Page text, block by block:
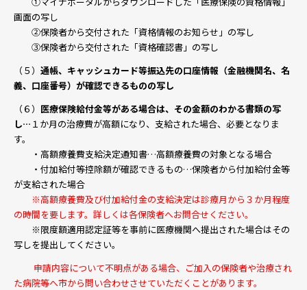
画面の写し
②保険者から交付された「資格情報のお知らせ」の写し
③保険者から交付された「資格確認書」の写し
（５） 通帳、キャッシュカード等振込先の口座情報（金融機関名、名
義、口座番号）が確認できるものの写し
（６） 医療保険給付金等がある場合は、その金額のわかる書類の写
し… １か月の治療費が高額になり、支給された場合、必要となりま
す。
・高額療養費支給決定通知書…高額療養費の対象となる場合
・付加給付等控除額が確認できるもの…保険者から付加給付金等
が支給された場合
※高額療養費及び付加給付金の支給決定は診療月から３か月程度
の時間を要します。詳しくは各保険者へお問合せください。
※限度額適用認定証等を事前に医療機関へ提出された場合はその
写しを提出してください。
申請内容について不明点がある場合、ご加入の保険者や治療され
た病院等へ市から問い合わせさせていただくことがあります。